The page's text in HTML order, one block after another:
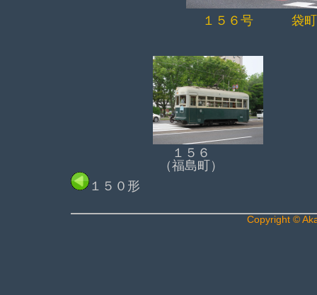
１５６号 袋町
１５６
（福島町）
１５０形
Copyright ©